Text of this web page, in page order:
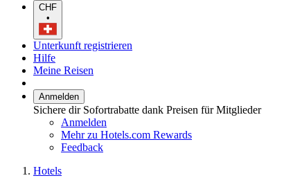
CHF
•
Unterkunft registrieren
Hilfe
Meine Reisen
Anmelden
Sichere dir Sofortrabatte dank Preisen für Mitglieder
Anmelden
Mehr zu Hotels.com Rewards
Feedback
Hotels